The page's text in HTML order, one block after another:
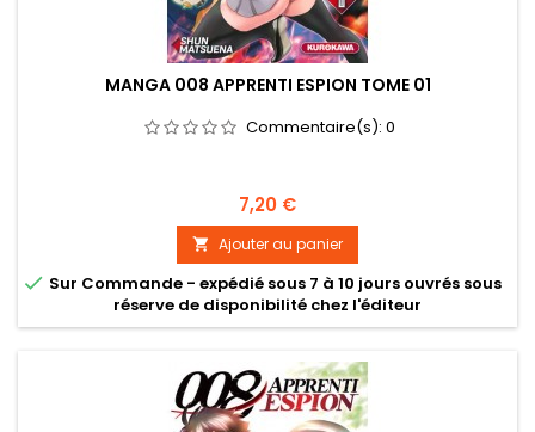
MANGA 008 APPRENTI ESPION TOME 01
Commentaire(s): 0
Prix
7,20 €
 Ajouter au panier
 Sur Commande - expédié sous 7 à 10 jours ouvrés sous
réserve de disponibilité chez l'éditeur